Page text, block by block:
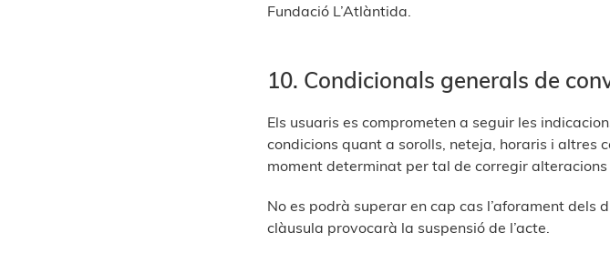
Fundació L’Atlàntida.
10. Condicionals generals de
Els usuaris es comprometen a seguir les
condicions quant a sorolls, neteja, horaris i altres
moment determinat per tal de corregir alteracions
No es podrà superar en cap cas l’aforament dels
clàusula provocarà la suspensió de l’acte.